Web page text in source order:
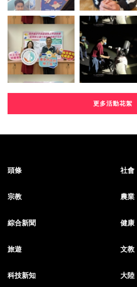
更多活動花絮
頭條 社會
宗教 農業
綜合新聞 健康
旅遊 文教
科技新知 大陸